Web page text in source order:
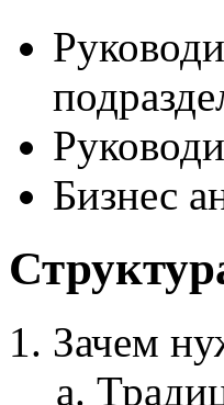
Бизнес
Зачем